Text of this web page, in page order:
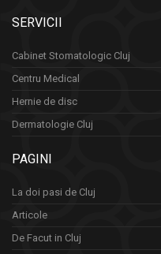
SERVICII
Cabinet Stomatologic Cluj
Centru Medical
Hernie de disc
Dermatologie Cluj
PAGINI
La doi pasi de Cluj
Articole
De Facut in Cluj